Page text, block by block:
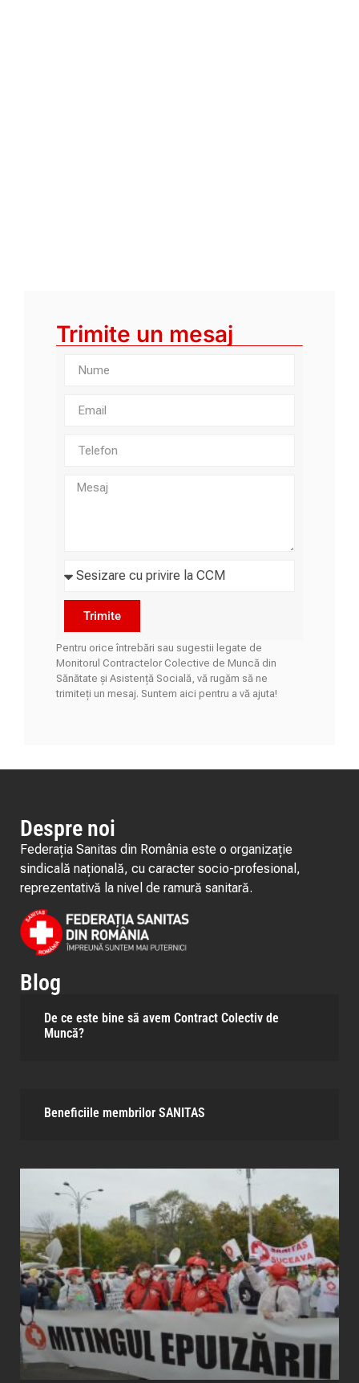
Trimite un mesaj
Trimite
Pentru orice întrebări sau sugestii legate de
Monitorul Contractelor Colective de Muncă din
Sănătate și Asistență Socială, vă rugăm să ne
trimiteți un mesaj. Suntem aici pentru a vă ajuta!
Despre noi
Federația Sanitas din România este o organizație
sindicală națională, cu caracter socio-profesional,
reprezentativă la nivel de ramură sanitară.
Blog
De ce este bine să avem Contract Colectiv de
Muncă?
Beneficiile membrilor SANITAS​